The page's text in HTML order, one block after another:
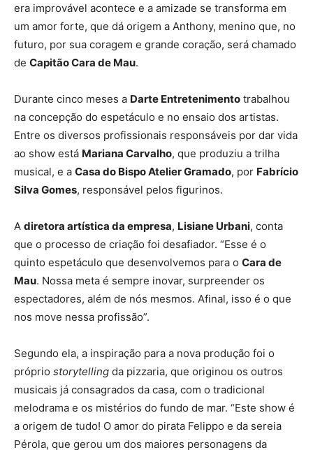
era improvável acontece e a amizade se transforma em
um amor forte, que dá origem a Anthony, menino que, no
futuro, por sua coragem e grande coração, será chamado
de Capitão Cara de Mau.
Durante cinco meses a Darte Entretenimento trabalhou
na concepção do espetáculo e no ensaio dos artistas.
Entre os diversos profissionais responsáveis por dar vida
ao show está Mariana Carvalho, que produziu a trilha
musical, e a Casa do BispoAtelier Gramado, por Fabrício
Silva Gomes, responsável pelos figurinos.
A diretora artística da empresa, Lisiane Urbani, conta
que o processo de criação foi desafiador. “Esse é o
quinto espetáculo que desenvolvemos para o Cara de
Mau. Nossa meta é sempre inovar, surpreender os
espectadores, além de nós mesmos. Afinal, isso é o que
nos move nessa profissão”.
Segundo ela, a inspiração para a nova produção foi o
próprio storytelling da pizzaria, que originou os outros
musicais já consagrados da casa, com o tradicional
melodrama e os mistérios do fundo de mar. “Este show é
a origem de tudo! O amor do pirata Felippo e da sereia
Pérola, que gerou um dos maiores personagens da